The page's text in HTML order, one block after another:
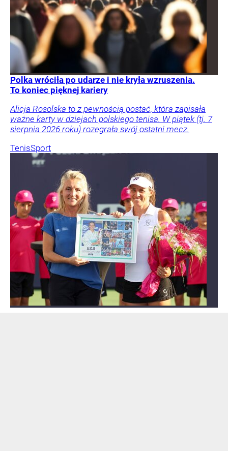
Polka wróciła po udarze i nie kryła wzruszenia.
To koniec pięknej kariery
Alicja Rosolska to z pewnością postać, która zapisała
ważne karty w dziejach polskiego tenisa. W piątek (tj. 7
sierpnia 2026 roku) rozegrała swój ostatni mecz.
TenisSport